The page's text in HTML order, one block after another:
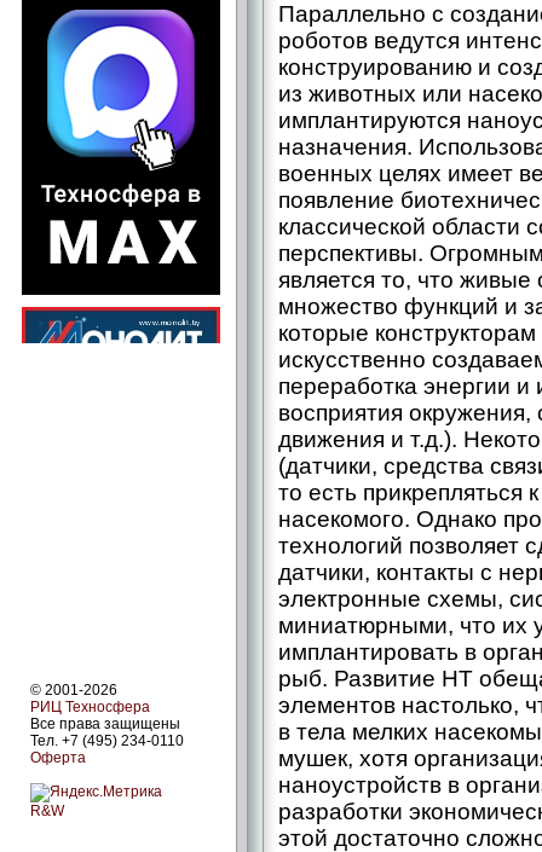
© 2001-2026
РИЦ Техносфера
Все права защищены
Тел. +7 (495) 234-0110
Оферта
R&W
Параллельно с
роботов ведутся
конструированию и
из животных или
имплантируются
назначения.
военных целях имеет
появление
классической области
перспективы.
является то, что
множество функций и
которые
искусственно
переработка энергии
восприятия
движения и т.д.).
(датчики, средства
то есть прикрепляться
насекомого. Однако
технологий позволяет
датчики, контакты с
электронные схемы,
миниатюрными, что их
имплантировать в
рыб. Развитие НТ
элементов настолько,
в тела мелких
мушек, хотя
наноустройств в
разработки
этой достаточно